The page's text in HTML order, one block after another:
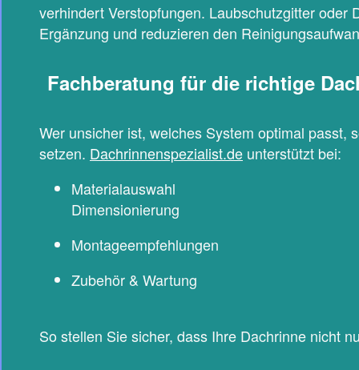
verhindert Verstopfungen. Laubschutzgitter oder
Ergänzung und reduzieren den
Fachberatung für die richtige
Wer unsicher ist, welches System optimal passt,
setzen. Dachrinnenspezialist.de unterstützt bei:
Materialauswahl
Dimensionierung
Montageempfehlungen
Zubehör & Wartung
So stellen Sie sicher, dass Ihre Dachrinne nicht